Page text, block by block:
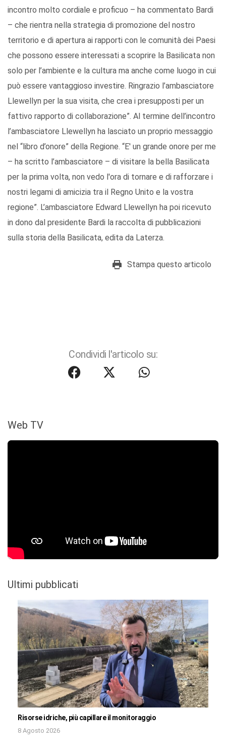
incontro molto cordiale e proficuo – ha commentato Bardi
– che rientra nella strategia di promozione del nostro
territorio e di apertura ai rapporti con le comunità dei Paesi
che possono essere interessati a scoprire la Basilicata non
solo per l’ambiente e la cultura ma anche come luogo in cui
può essere vantaggioso investire. Ringrazio l’ambasciatore
Llewellyn per la sua visita, che crea i presupposti per un
fattivo rapporto di collaborazione”. Al termine dell’incontro
l’ambasciatore Llewellyn ha lasciato un proprio messaggio
nel “libro d’onore” della Regione. “E' un grande onore per me
– ha scritto l’ambasciatore – di visitare la bella Basilicata
per la prima volta, non vedo l'ora di tornare e di rafforzare i
nostri legami di amicizia tra il Regno Unito e la vostra
regione”. L’ambasciatore Edward Llewellyn ha poi ricevuto
in dono dal presidente Bardi la raccolta di pubblicazioni
sulla storia della Basilicata, edita da Laterza.
Stampa questo articolo
Condividi l'articolo su:
Web TV
Ultimi pubblicati
Risorse idriche, più capillare il monitoraggio
8 Agosto 2026